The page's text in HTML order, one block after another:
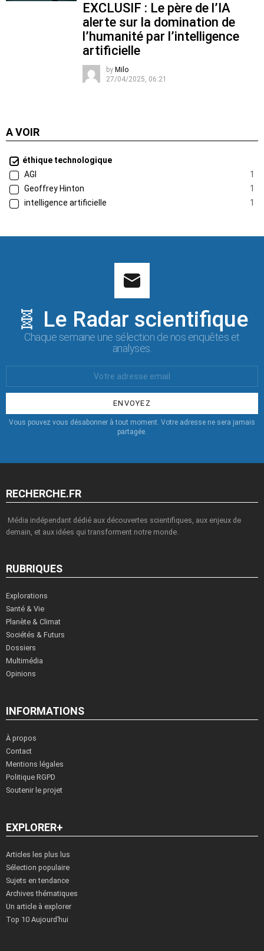
EXCLUSIF : Le père de l’IA
alerte sur la domination de
l’humanité par l’intelligence
artificielle
by Milo
27/04/2025, 06:21
A VOIR
éthique technologique
AGI
1
Geoffrey Hinton
1
intelligence artificielle
1
🧬 Le Radar scientifique
Chaque semaine une sélection de nos enquêtes et
analyses.
:
Vous pouvez vous désabonner à tout moment. Votre adresse ne sera jamais
partagée.
RECHERCHE.FR
Média indépendant dédié aux découvertes scientifiques, aux enjeux de
demain, et aux idées qui transforment notre monde.
RUBRIQUES
Explorations
Santé & Vie
Planète & Climat
Sociétés & Futurs
Dossiers
Multimédia
Opinions
INFORMATIONS
À propos
Contact
Mentions légales
Politique RGPD
Soutenir le projet
EXPLORER+
Articles les plus lus
Sélection populaire
Sujets en tendance
Archives thématiques
Un article à explorer
Top 10 Aujourd’hui